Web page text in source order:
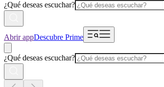
¿Qué deseas escuchar?
Abrir appDescubre Prime
¿Qué deseas escuchar?